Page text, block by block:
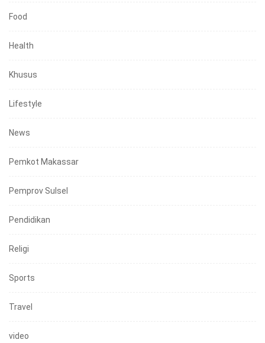
Food
Health
Khusus
Lifestyle
News
Pemkot Makassar
Pemprov Sulsel
Pendidikan
Religi
Sports
Travel
video